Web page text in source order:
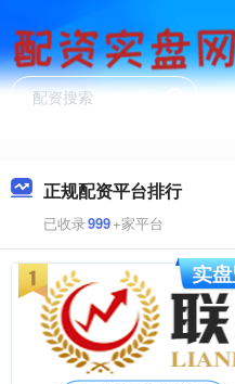
正规配资平台排行
已收录999+家平台